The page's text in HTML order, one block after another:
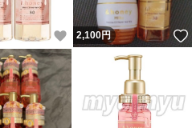
いいね！
2,100円